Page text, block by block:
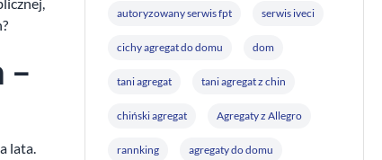
–
lata.
autoryzowany serwis fpt serwis iveci
cichy agregat do domu dom
tani agregat tani agregat z chin
chiński agregat Agregaty z Allegro
rannking agregaty do domu